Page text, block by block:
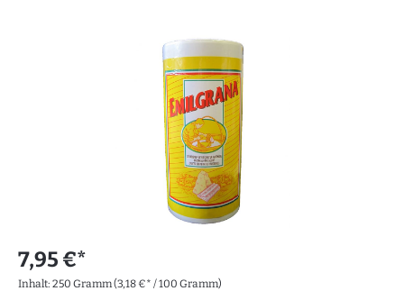
7,95 €*
Inhalt: 250 Gramm(3,18 €* / 100 Gramm)